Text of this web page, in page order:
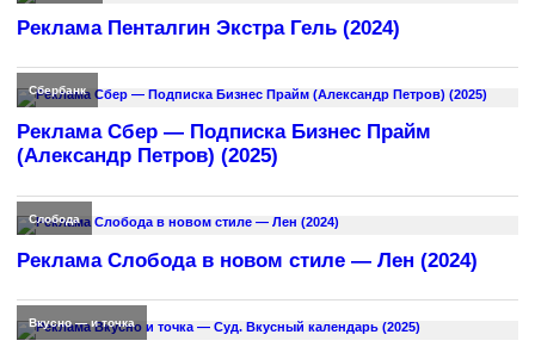
Реклама Пенталгин Экстра Гель (2024)
Сбербанк
Реклама Сбер — Подписка Бизнес Прайм
(Александр Петров) (2025)
Слобода
Реклама Слобода в новом стиле — Лен (2024)
Вкусно — и точка